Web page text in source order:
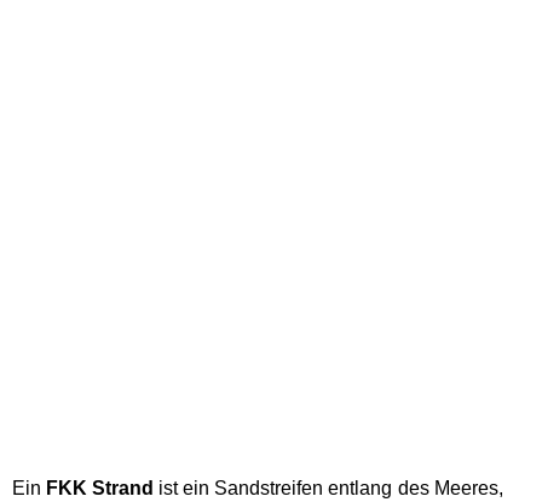
Ein FKK Strand ist ein Sandstreifen entlang des Meeres,